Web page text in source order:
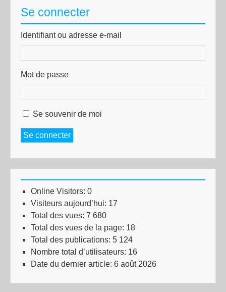
Se connecter
Identifiant ou adresse e-mail
Mot de passe
Se souvenir de moi
Se connecter
Online Visitors: 0
Visiteurs aujourd’hui: 17
Total des vues: 7 680
Total des vues de la page: 18
Total des publications: 5 124
Nombre total d’utilisateurs: 16
Date du dernier article: 6 août 2026